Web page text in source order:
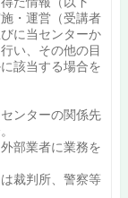
・運営（受講者
に当センターか
い、その他の目
該当する場合を
ンターの関係先
部業者に業務を
裁判所、警察等